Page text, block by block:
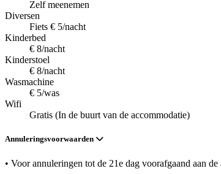
Zelf meenemen
Diversen
Fiets € 5/nacht
Kinderbed
€ 8/nacht
Kinderstoel
€ 8/nacht
Wasmachine
€ 5/was
Wifi
Gratis (In de buurt van de accommodatie)
Annuleringsvoorwaarden
• Voor annuleringen tot de 21e dag voorafgaand aan